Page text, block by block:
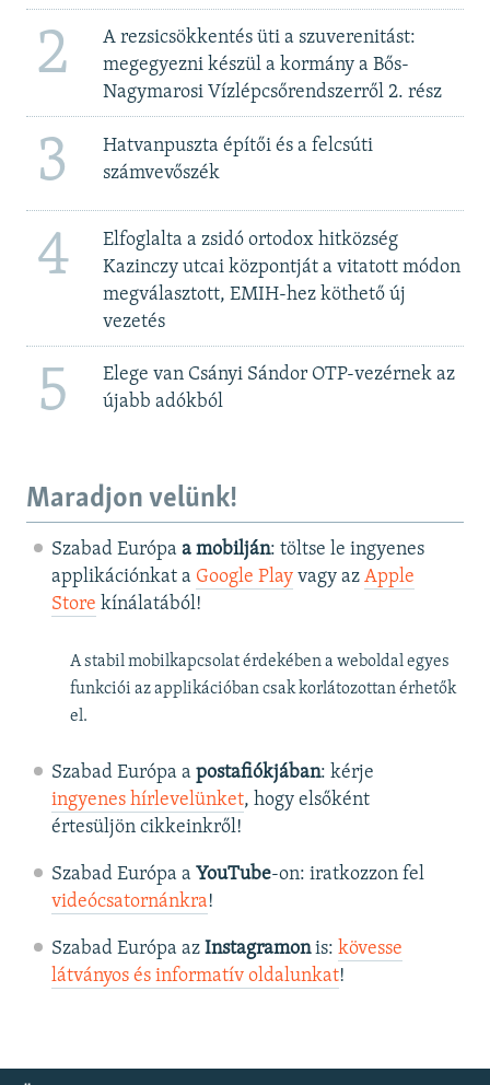
2
A rezsicsökkentés üti a szuverenitást:
megegyezni készül a kormány a Bős-
Nagymarosi Vízlépcsőrendszerről 2. rész
3
Hatvanpuszta építői és a felcsúti
számvevőszék
4
Elfoglalta a zsidó ortodox hitközség
Kazinczy utcai központját a vitatott módon
megválasztott, EMIH-hez köthető új
vezetés
5
Elege van Csányi Sándor OTP-vezérnek az
újabb adókból
Maradjon velünk!
Szabad Európa a mobilján: töltse le ingyenes
applikációnkat a Google Playvagy az Apple
Store kínálatából!
A stabil mobilkapcsolat érdekében a weboldal egyes
funkciói az applikációban csak korlátozottan érhetők
el.
Szabad Európa a postafiókjában: kérje
ingyenes hírlevelünket, hogy elsőként
értesüljön cikkeinkről!
Szabad Európa a YouTube-on: iratkozzon fel
videócsatornánkra!
Szabad Európa az Instagramonis: kövesse
látványos és informatív oldalunkat! ​